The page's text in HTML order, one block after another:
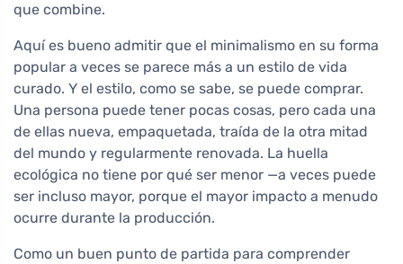
que combine.
Aquí es bueno admitir que el minimalismo en su forma
popular a veces se parece más a un estilo de vida
curado. Y el estilo, como se sabe, se puede comprar.
Una persona puede tener pocas cosas, pero cada una
de ellas nueva, empaquetada, traída de la otra mitad
del mundo y regularmente renovada. La huella
ecológica no tiene por qué ser menor —a veces puede
ser incluso mayor, porque el mayor impacto a menudo
ocurre durante la producción.
Como un buen punto de partida para comprender